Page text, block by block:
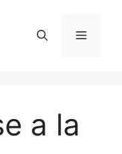
Menú
a la